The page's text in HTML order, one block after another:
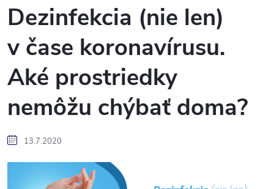
Dezinfekcia (nie len)
v čase koronavírusu.
Aké prostriedky
nemôžu chýbať doma?
13.7.2020